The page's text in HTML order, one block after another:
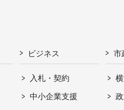
ビジネス
入札・契約
中小企業支援
市